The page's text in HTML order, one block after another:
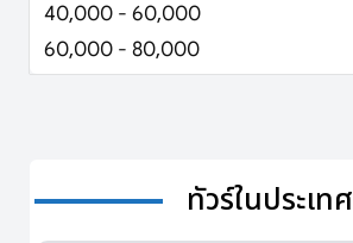
40,000 - 60,000
60,000 - 80,000
ทัวร์ในประเทศ